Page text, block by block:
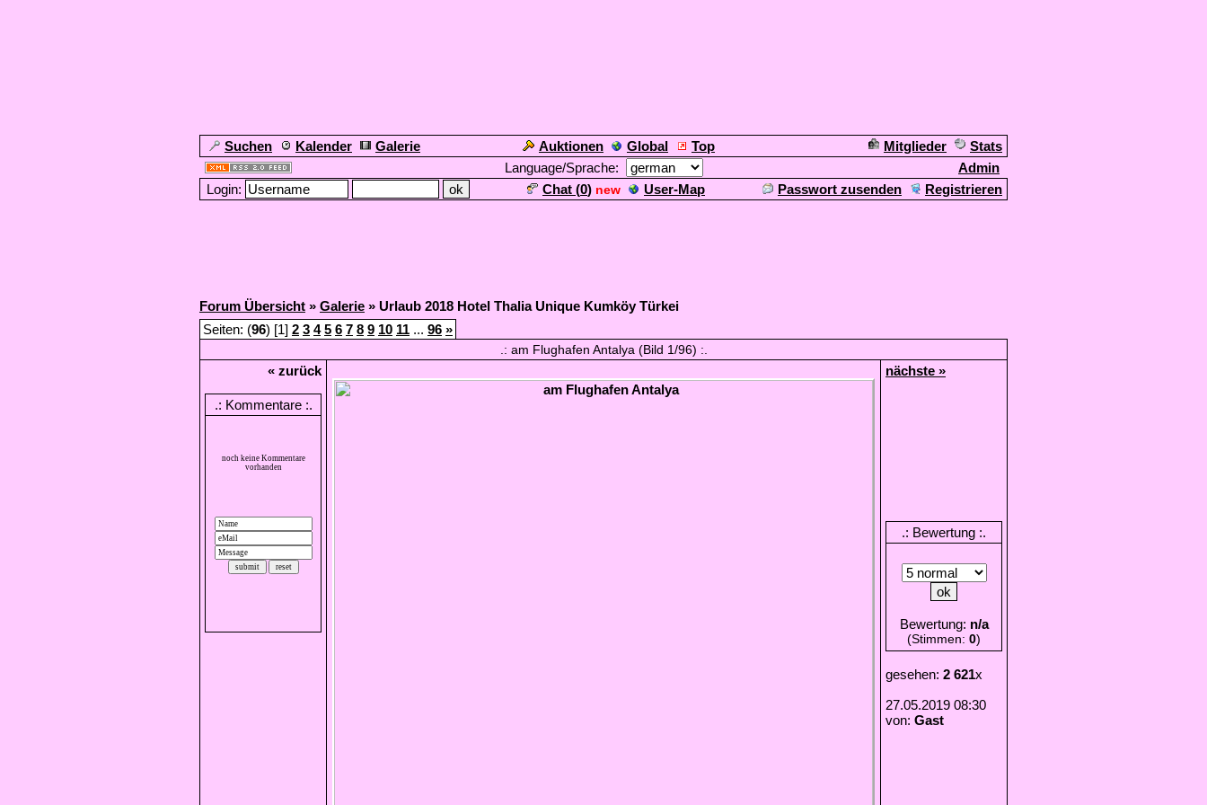
Suchen Kalender Galerie Auktionen Global Top Mitglieder
Stats
Language/Sprache:
Admin
Login:
Chat (0) new User-Map Passwort zusenden Registrieren
Forum Übersicht » Galerie » Urlaub 2018 Hotel Thalia Unique Kumköy Türkei
Seiten: (96) [1] 2 3 4 5 6 7 8 9 10 11 ... 96 »
.: am Flughafen Antalya (Bild 1/96) :.
« zurück
.: Kommentare :.
nächste »
.: Bewertung :.
Bewertung: n/a
(Stimmen: 0)
gesehen: 2 621x
27.05.2019 08:30
von: Gast